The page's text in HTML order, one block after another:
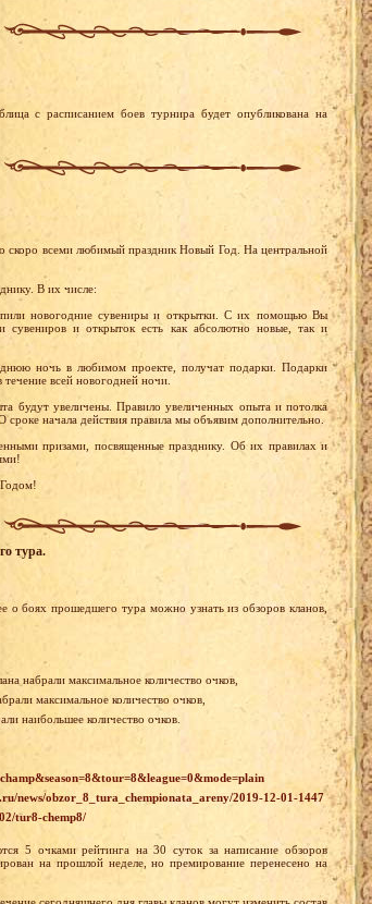
с расписанием боев турнира будет опубликована на
скоро всеми любимый праздник Новый Год. На центральной
В их числе:
новогодние сувениры и открытки. С их помощью Вы
сувениров и открыток есть как абсолютно новые, так и
ночь в любимом проекте, получат подарки. Подарки
всей новогодней ночи.
будут увеличены. Правило увеличенных опыта и потолка
начала действия правила мы объявим дополнительно.
призами, посвященные празднику. Об их правилах и
тура.
боях прошедшего тура можно узнать из обзоров кланов,
набрали максимальное количество очков,
максимальное количество очков,
наибольшее количество очков.
news/obzor_8_tura_chempionata_areny/2019-12-01-1447
tur8-chemp8/
5 очками рейтинга на 30 суток за написание обзоров
на прошлой неделе, но премирование перенесено на